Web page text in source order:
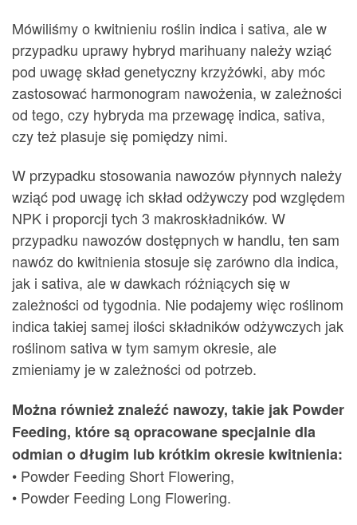
Mówiliśmy o kwitnieniu roślin indica i sativa, ale w
przypadku uprawy hybryd marihuany należy wziąć
pod uwagę skład genetyczny krzyżówki, aby móc
zastosować harmonogram nawożenia, w zależności
od tego, czy hybryda ma przewagę indica, sativa,
czy też plasuje się pomiędzy nimi.
W przypadku stosowania nawozów płynnych należy
wziąć pod uwagę ich skład odżywczy pod względem
NPK i proporcji tych 3 makroskładników. W
przypadku nawozów dostępnych w handlu, ten sam
nawóz do kwitnienia stosuje się zarówno dla indica,
jak i sativa, ale w dawkach różniących się w
zależności od tygodnia. Nie podajemy więc roślinom
indica takiej samej ilości składników odżywczych jak
roślinom sativa w tym samym okresie, ale
zmieniamy je w zależności od potrzeb.
Można również znaleźć nawozy, takie jak Powder
Feeding, które są opracowane specjalnie dla
odmian o długim lub krótkim okresie kwitnienia:
• Powder Feeding Short Flowering,
• Powder Feeding Long Flowering.